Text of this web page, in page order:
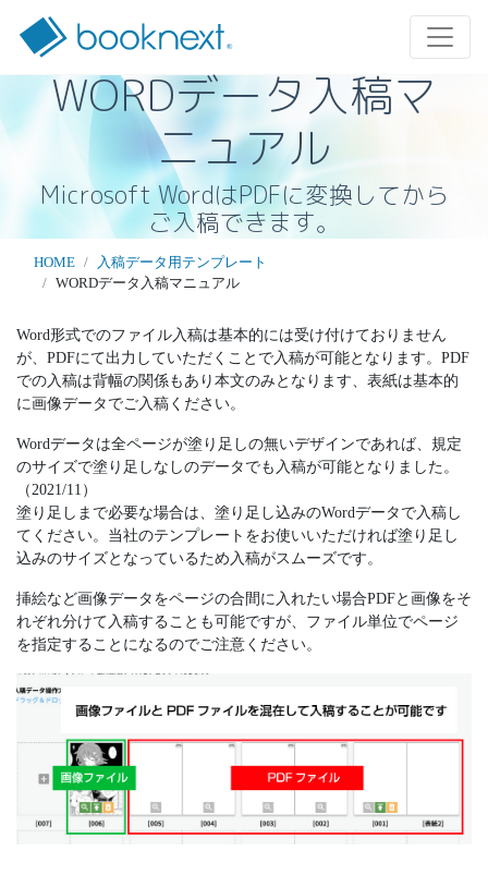
WORDデータ入稿マ
ニュアル
Microsoft WordはPDFに変換してから
ご入稿できます。
HOME
入稿データ用テンプレート
WORDデータ入稿マニュアル
Word形式でのファイル入稿は基本的には受け付けておりません
が、PDFにて出力していただくことで入稿が可能となります。PDF
での入稿は背幅の関係もあり本文のみとなります、表紙は基本的
に画像データでご入稿ください。
Wordデータは全ページが塗り足しの無いデザインであれば、規定
のサイズで塗り足しなしのデータでも入稿が可能となりました。
（2021/11）
塗り足しまで必要な場合は、塗り足し込みのWordデータで入稿し
てください。当社のテンプレートをお使いいただければ塗り足し
込みのサイズとなっているため入稿がスムーズです。
挿絵など画像データをページの合間に入れたい場合PDFと画像をそ
れぞれ分けて入稿することも可能ですが、ファイル単位でページ
を指定することになるのでご注意ください。